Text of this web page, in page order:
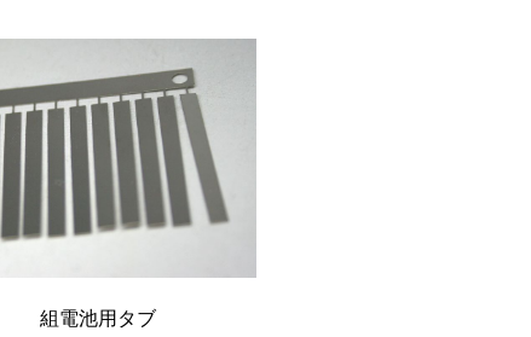
組電池用タブ